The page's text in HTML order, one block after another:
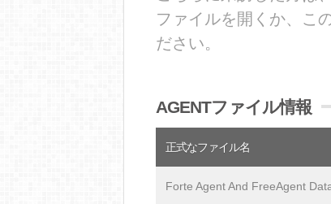
ファイルを開くか、こ
ださい。
AGENTファイル情報
正式なファイル名
Forte Agent And FreeAgent